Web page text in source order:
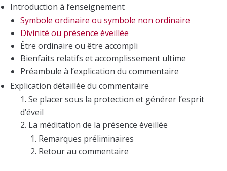
Introduction à l’enseignement
Symbole ordinaire ou symbole non ordinaire
Divinité ou présence éveillée
Être ordinaire ou être accompli
Bienfaits relatifs et accomplissement ultime
Préambule à l’explication du commentaire
Explication détaillée du commentaire
Se placer sous la protection et générer l’esprit
d’éveil
La méditation de la présence éveillée
Remarques préliminaires
Retour au commentaire